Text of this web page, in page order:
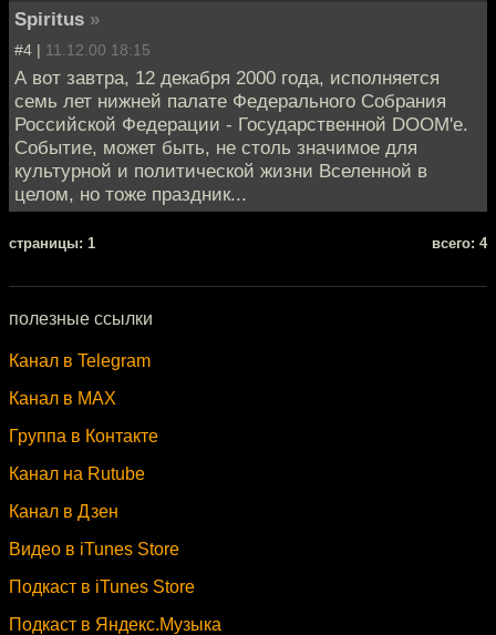
Spiritus »
#4 | 11.12.00 18:15
А вот завтра, 12 декабря 2000 года, исполняется
семь лет нижней палате Федерального Собрания
Российской Федерации - Государственной DOOM'е.
Событие, может быть, не столь значимое для
культурной и политической жизни Вселенной в
целом, но тоже праздник...
cтраницы: 1 всего: 4
полезные ссылки
Канал в Telegram
Канал в MAX
Группа в Контакте
Канал на Rutube
Канал в Дзен
Видео в iTunes Store
Подкаст в iTunes Store
Подкаст в Яндекс.Музыка